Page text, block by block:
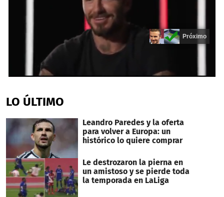
of
20
Próximo
LO ÚLTIMO
Leandro Paredes y la oferta
para volver a Europa: un
histórico lo quiere comprar
Le destrozaron la pierna en
un amistoso y se pierde toda
la temporada en LaLiga